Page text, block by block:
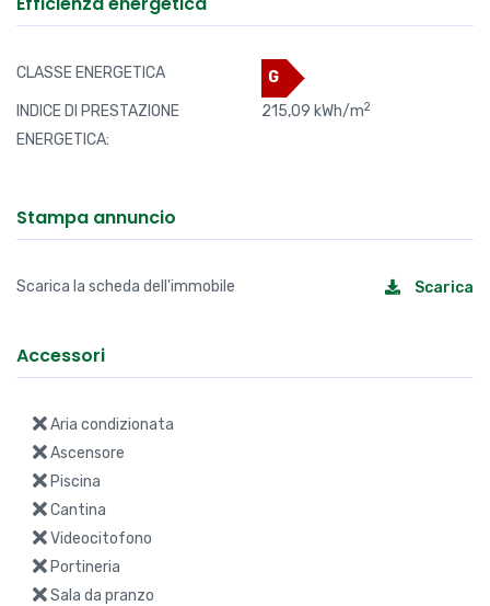
CLASSE ENERGETICA
G
INDICE DI PRESTAZIONE
ENERGETICA:
215,09 kWh/m2
Stampa annuncio
Scarica la scheda dell'immobile Scarica
Accessori
Aria condizionata
Ascensore
Piscina
Cantina
Videocitofono
Portineria
Sala da pranzo